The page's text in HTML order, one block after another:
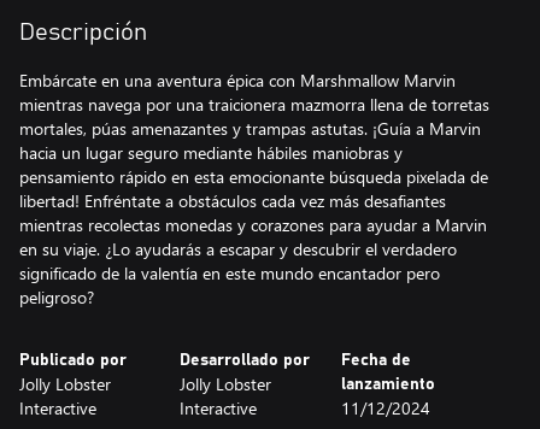
Descripción
Embárcate en una aventura épica con Marshmallow Marvin
mientras navega por una traicionera mazmorra llena de torretas
mortales, púas amenazantes y trampas astutas. ¡Guía a Marvin
hacia un lugar seguro mediante hábiles maniobras y
pensamiento rápido en esta emocionante búsqueda pixelada de
libertad! Enfréntate a obstáculos cada vez más desafiantes
mientras recolectas monedas y corazones para ayudar a Marvin
en su viaje. ¿Lo ayudarás a escapar y descubrir el verdadero
significado de la valentía en este mundo encantador pero
peligroso?
Publicado por
Jolly Lobster
Interactive
Desarrollado por
Jolly Lobster
Interactive
Fecha de
lanzamiento
11/12/2024